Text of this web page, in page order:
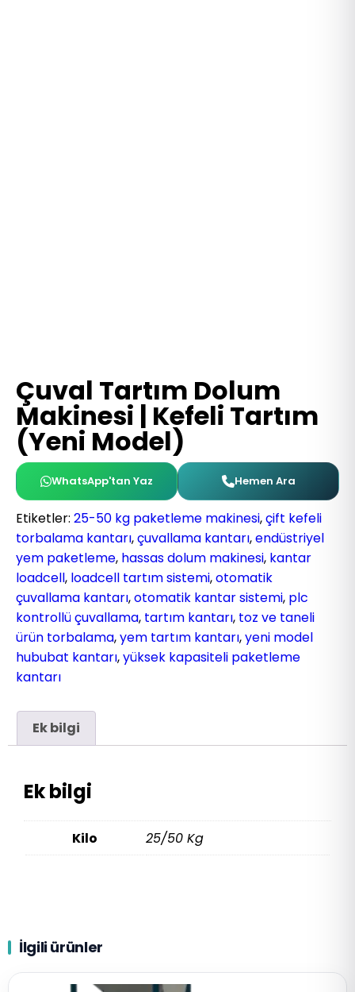
Çuval Tartım Dolum
Makinesi | Kefeli Tartım
(Yeni Model)
WhatsApp'tan Yaz Hemen Ara
Etiketler: 25-50 kg paketleme makinesi,çift kefeli
torbalama kantarı,çuvallama kantarı,endüstriyel
yem paketleme, hassas dolum makinesi, kantar
loadcell, loadcell tartım sistemi,otomatik
çuvallama kantarı,otomatik kantar sistemi, plc
kontrollü çuvallama, tartım kantarı, toz ve taneli
ürün torbalama,yem tartım kantarı,yeni model
hububat kantarı,yüksek kapasiteli paketleme
kantarı
Ek bilgi
Ek bilgi
Kilo 25/50 Kg
İlgili ürünler